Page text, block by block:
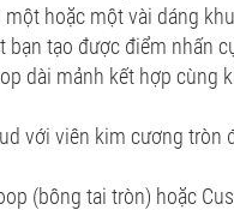
hoặc một vài dáng
bạn tạo được điểm nhấn
dài mảnh kết hợp cùng
với viên kim cương tròn
(bông tai tròn) hoặc